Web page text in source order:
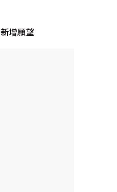
新增願望